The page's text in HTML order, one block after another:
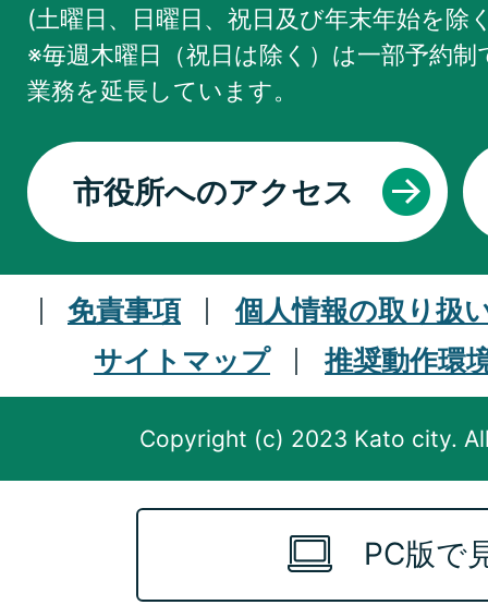
(土曜日、日曜日、祝日及び年末年始を除
※毎週木曜日（祝日は除く）は一部予約
業務を延長しています。
市役所へのアクセス
免責事項
個人情報の取り扱
サイトマップ
推奨動作環
Copyright (c) 2023 Kato city.
PC版で